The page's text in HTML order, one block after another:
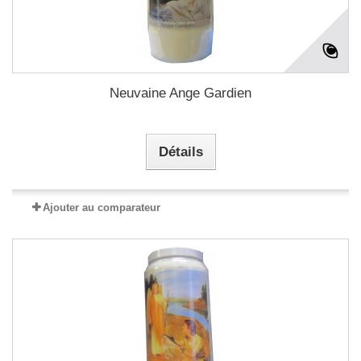
Neuvaine Ange Gardien
Détails
Ajouter au comparateur